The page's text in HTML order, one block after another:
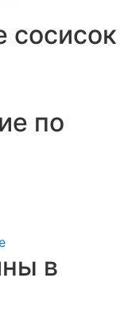
сосисок
по
в